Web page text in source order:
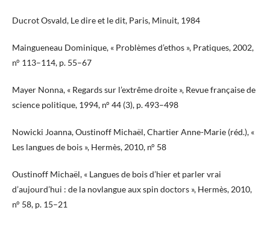
Ducrot Osvald, Le dire et le dit, Paris, Minuit, 1984
Maingueneau Dominique, « Problèmes d’ethos », Pratiques, 2002,
n° 113–114, p. 55–67
Mayer Nonna, « Regards sur l’extrême droite », Revue française de
science politique, 1994, n° 44 (3), p. 493–498
Nowicki Joanna, Oustinoff Michaël, Chartier Anne-Marie (réd.), «
Les langues de bois », Hermès, 2010, n° 58
Oustinoff Michaël, « Langues de bois d’hier et parler vrai
d’aujourd’hui : de la novlangue aux spin doctors », Hermès, 2010,
n° 58, p. 15–21